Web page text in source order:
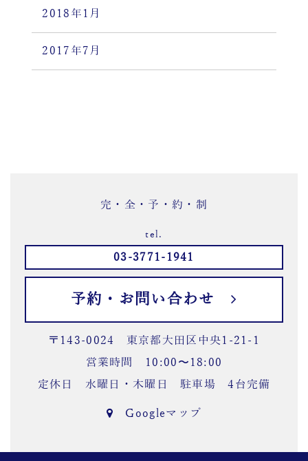
2018年1月
2017年7月
完・全・予・約・制
tel.
03-3771-1941
予約・お問い合わせ
〒143-0024 東京都大田区中央1-21-1
営業時間 10:00〜18:00
定休日 水曜日・木曜日 駐車場 4台完備
Googleマップ